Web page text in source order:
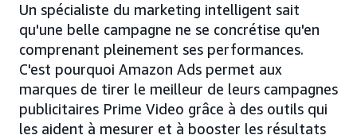
Un spécialiste du marketing intelligent sait
qu'une belle campagne ne se concrétise qu'en
comprenant pleinement ses performances.
C'est pourquoi Amazon Ads permet aux
marques de tirer le meilleur de leurs campagnes
publicitaires Prime Video grâce à des outils qui
les aident à mesurer et à booster les résultats